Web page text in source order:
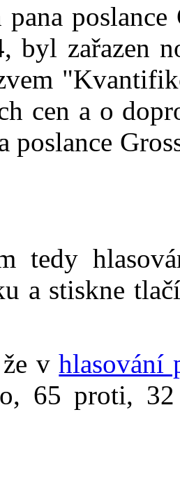
byl zařazen
cen a o
poslance
tedy
a stiskne
že vhlasování
65 proti, 32